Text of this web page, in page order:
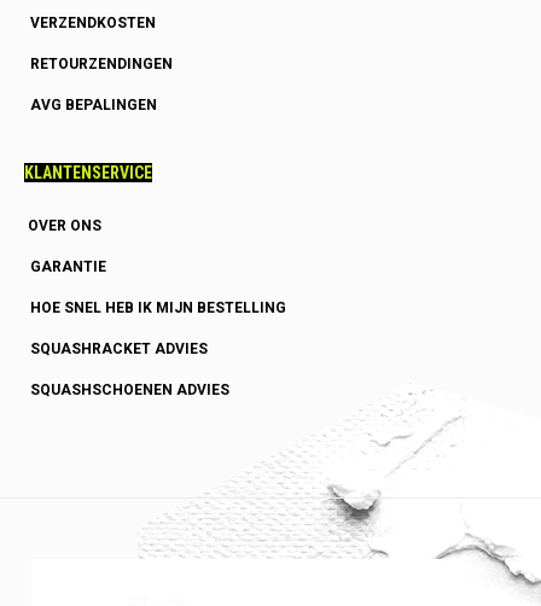
VERZENDKOSTEN
RETOURZENDINGEN
AVG BEPALINGEN
KLANTENSERVICE
OVER ONS
GARANTIE
HOE SNEL HEB IK MIJN BESTELLING
SQUASHRACKET ADVIES
SQUASHSCHOENEN ADVIES